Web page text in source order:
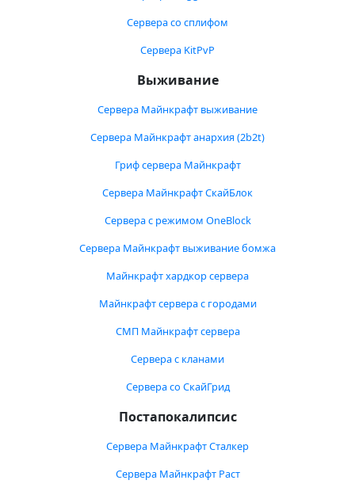
Сервера со сплифом
Сервера KitPvP
Выживание
Сервера Майнкрафт выживание
Сервера Майнкрафт анархия (2b2t)
Гриф сервера Майнкрафт
Сервера Майнкрафт СкайБлок
Сервера с режимом OneBlock
Сервера Майнкрафт выживание бомжа
Майнкрафт хардкор сервера
Майнкрафт сервера с городами
СМП Майнкрафт сервера
Сервера с кланами
Сервера со СкайГрид
Постапокалипсис
Сервера Майнкрафт Сталкер
Сервера Майнкрафт Раст